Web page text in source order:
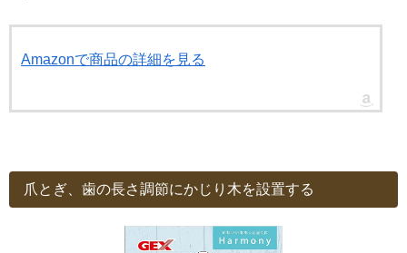
Amazonで商品の詳細を見る
爪とぎ、歯の長さ調節にかじり木を設置する